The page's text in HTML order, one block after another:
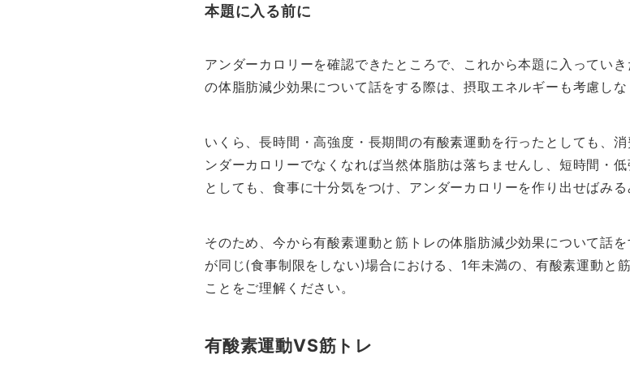
本題に入る前に
アンダーカロリーを確認できたところで、これから本題に入ってい
の体脂肪減少効果について話をする際は、摂取エネルギーも考慮しな
いくら、長時間・高強度・長期間の有酸素運動を行ったとしても、
ンダーカロリーでなくなれば当然体脂肪は落ちませんし、短時間・
としても、食事に十分気をつけ、アンダーカロリーを作り出せばみる
そのため、今から有酸素運動と筋トレの体脂肪減少効果について話
が同じ(食事制限をしない)場合における、1年未満の、有酸素運動と
ことをご理解ください。
有酸素運動VS筋トレ